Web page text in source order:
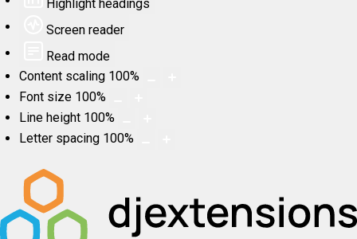
Highlight headings
Screen reader
Read mode
Content scaling 100%
Font size 100%
Line height 100%
Letter spacing 100%